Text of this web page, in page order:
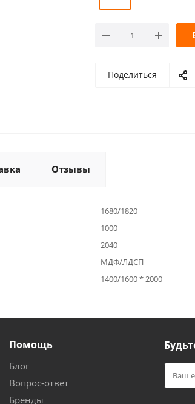
Поделиться
Отзывы
1680/1820
1000
2040
МДФ/ЛДСП
1400/1600 * 2000
Помощь
Блог
Вопрос-ответ
Бренды